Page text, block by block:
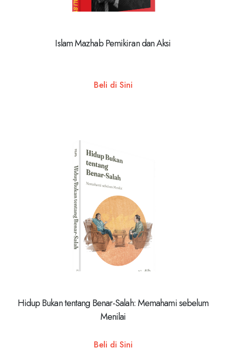
Islam Mazhab Pemikiran dan Aksi
Beli di Sini
Hidup Bukan tentang Benar-Salah: Memahami sebelum
Menilai
Beli di Sini